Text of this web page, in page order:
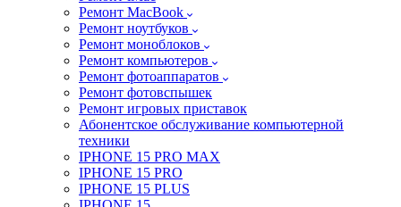
Ремонт MacBook
Ремонт ноутбуков
Ремонт моноблоков
Ремонт компьютеров
Ремонт фотоаппаратов
Ремонт фотовспышек
Ремонт игровых приставок
Абонентское обслуживание компьютерной
техники
IPHONE 15 PRO MAX
IPHONE 15 PRO
IPHONE 15 PLUS